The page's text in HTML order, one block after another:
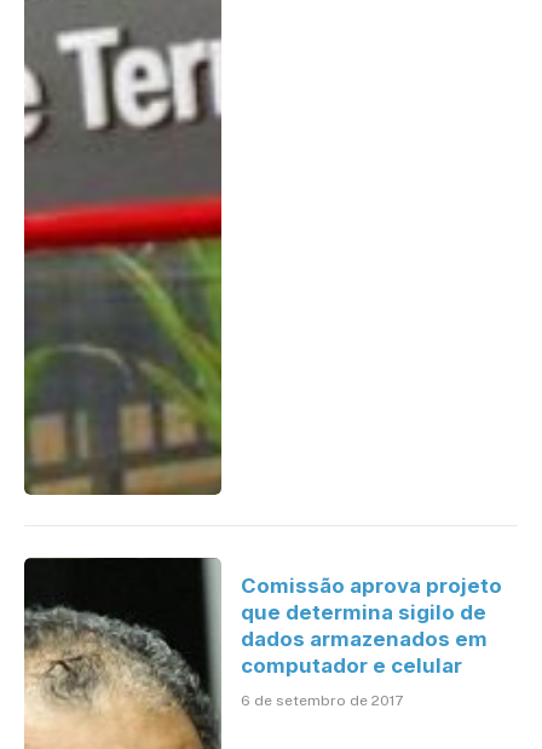
Comissão aprova projeto
que determina sigilo de
dados armazenados em
computador e celular
6 de setembro de 2017